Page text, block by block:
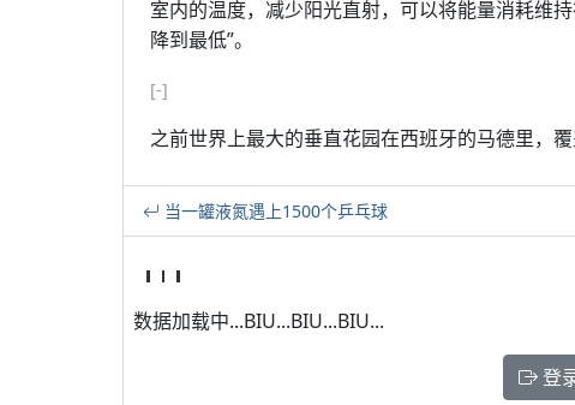
室内的温度，减少阳光直射，可以将能量消耗维
降到最低”。
[-]
之前世界上最大的垂直花园在西班牙的马德里，覆
当一罐液氮遇上1500个乒乓球
数据加载中...BIU...BIU...BIU...
登